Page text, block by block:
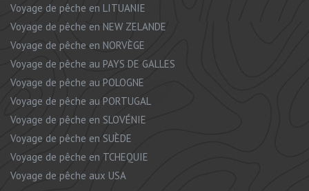
Voyage de pêche en LITUANIE
Voyage de pêche en NEW ZELANDE
Voyage de pêche en NORVÈGE
Voyage de pêche au PAYS DE GALLES
Voyage de pêche au POLOGNE
Voyage de pêche au PORTUGAL
Voyage de pêche en SLOVÉNIE
Voyage de pêche en SUÈDE
Voyage de pêche en TCHEQUIE
Voyage de pêche aux USA